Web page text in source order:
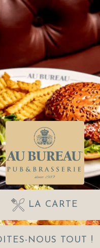
LA CARTE
NOUS TOUT !